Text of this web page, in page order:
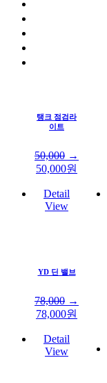
탱크 점검라
이트
50,000 →
50,000원
Detail
View
YD 딘 밸브
78,000 →
78,000원
Detail
View